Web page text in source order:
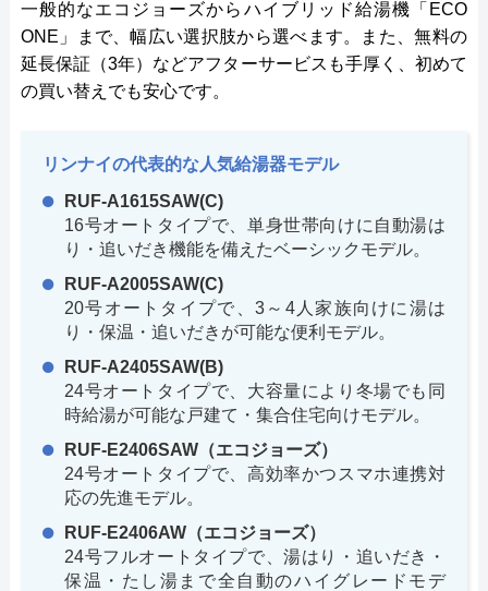
一般的なエコジョーズからハイブリッド給湯機「ECO
ONE」まで、幅広い選択肢から選べます。また、無料の
延長保証（3年）などアフターサービスも手厚く、初めて
の買い替えでも安心です。
リンナイの代表的な人気給湯器モデル
RUF-A1615SAW(C)
16号オートタイプで、単身世帯向けに自動湯は
り・追いだき機能を備えたベーシックモデル。
RUF-A2005SAW(C)
20号オートタイプで、3～4人家族向けに湯は
り・保温・追いだきが可能な便利モデル。
RUF-A2405SAW(B)
24号オートタイプで、大容量により冬場でも同
時給湯が可能な戸建て・集合住宅向けモデル。
RUF-E2406SAW（エコジョーズ）
24号オートタイプで、高効率かつスマホ連携対
応の先進モデル。
RUF-E2406AW（エコジョーズ）
24号フルオートタイプで、湯はり・追いだき・
保温・たし湯まで全自動のハイグレードモデ